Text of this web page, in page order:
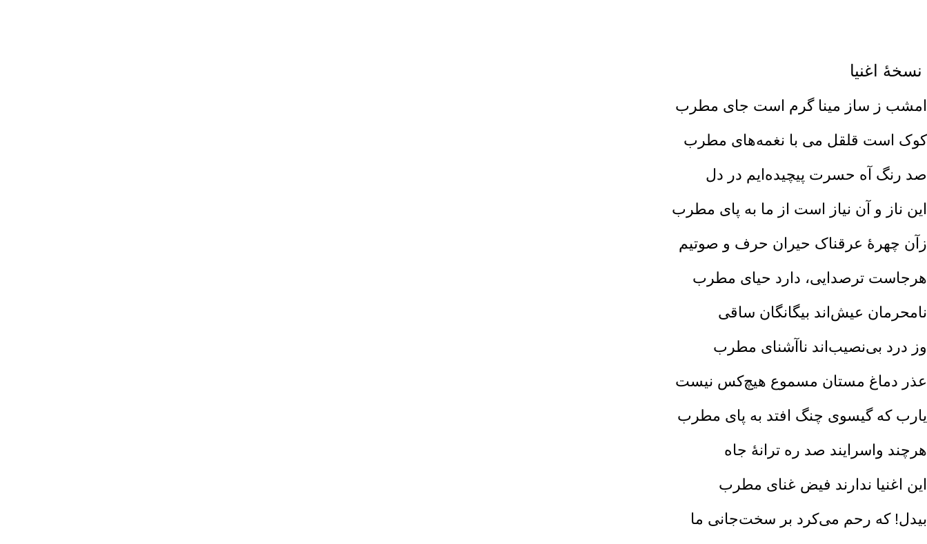
نسخهٔ اغنیا
امشب ز ساز مینا گرم است جای مطرب‌
کوک است قلقل می با نغمه‌های مطرب‌
صد رنگ آه حسرت پیچیده‌ایم در دل‌
این ناز و آن نیاز است از ما به پای مطرب‌
زآن چهرهٔ عرقناک حیران حرف و صوتیم‌
هرجاست ترصدایی‌، دارد حیای مطرب‌
نامحرمان عیش‌اند بیگانگان ساقی‌
وز درد بی‌نصیب‌اند ناآشنای مطرب‌
عذر دماغ مستان مسموع هیچ‌کس نیست
یارب که گیسوی چنگ افتد به پای مطرب
هرچند واسرایند صد ره ترانهٔ جاه‌
این اغنیا ندارند فیض غنای مطرب‌
بیدل‌! که رحم می‌کرد بر سخت‌جانی ما